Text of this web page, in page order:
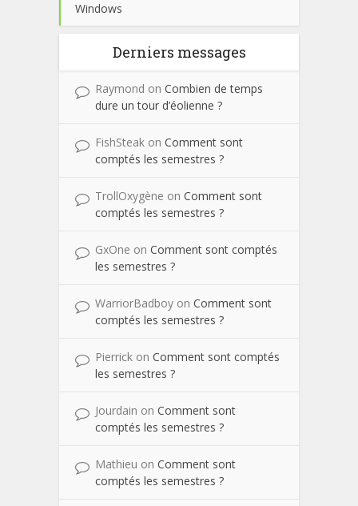
Windows
Derniers messages
Raymond on Combien de temps
dure un tour d’éolienne ?
FishSteak on Comment sont
comptés les semestres ?
TrollOxygène on Comment sont
comptés les semestres ?
GxOne on Comment sont comptés
les semestres ?
WarriorBadboy on Comment sont
comptés les semestres ?
Pierrick on Comment sont comptés
les semestres ?
Jourdain on Comment sont
comptés les semestres ?
Mathieu on Comment sont
comptés les semestres ?